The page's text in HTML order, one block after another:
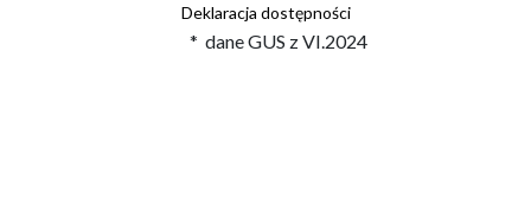
Deklaracja dostępności
* dane GUS z VI.2024